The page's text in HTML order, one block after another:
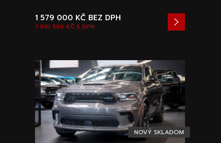
1 910 590 KČ S DPH
1 579 000 KČ BEZ DPH
NOVÝ SKLADOM